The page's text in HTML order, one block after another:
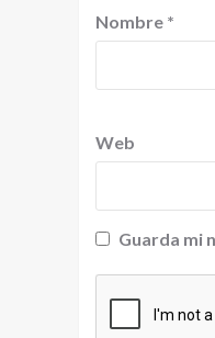
Nombre *
Web
Guarda mi